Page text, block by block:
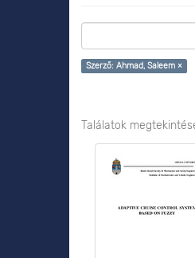
Szerző: Ahmad, Saleem ×
Találatok